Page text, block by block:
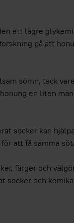
ett lägre
på att
sömn, tack
en liten
socker kan
att få samma
färger och
och